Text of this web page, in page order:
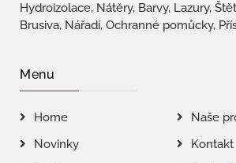
Hydroizolace, Nátěry, Barvy, Lazury,
Brusiva, Nářadí, Ochranné pomůcky,
Menu
Home
Naše
Novinky
Kontakt